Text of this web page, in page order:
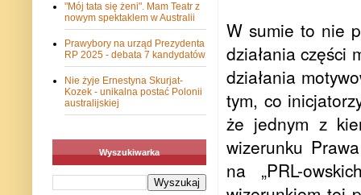
W sumie to nie
działania części
działania
tym, co
że jednym z
wizerunku
na „PRL-
"Mój tata się żeni". Mam Teatr z
nowym spektaklem w Australii
Prawybory na urząd Prezydenta
RP 2025 - debata 7 kandydatów
Nie żyje Ernestyna Skurjat-
Kozek - unikalna postać Polonii
australijskiej
Wyszukiwarka